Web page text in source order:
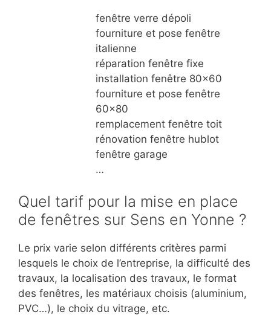
fenêtre verre dépoli
fourniture et pose fenêtre
italienne
réparation fenêtre fixe
installation fenêtre 80×60
fourniture et pose fenêtre
60×80
remplacement fenêtre toit
rénovation fenêtre hublot
fenêtre garage
…
Quel tarif pour la mise en place
de fenêtres sur Sens en Yonne ?
Le prix varie selon différents critères parmi
lesquels le choix de l’entreprise, la difficulté des
travaux, la localisation des travaux, le format
des fenêtres, les matériaux choisis (aluminium,
PVC…), le choix du vitrage, etc.